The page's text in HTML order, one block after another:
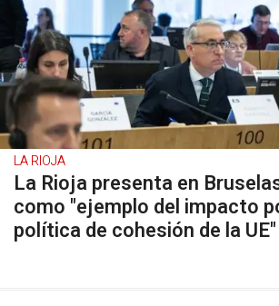
LA RIOJA
La Rioja presenta en
como "ejemplo del impacto
política de cohesión de la UE"